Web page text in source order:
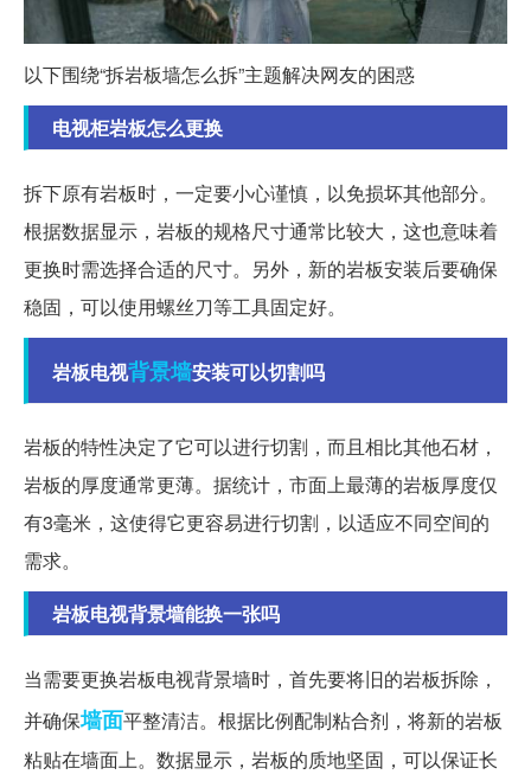
以下围绕“拆岩板墙怎么拆”主题解决网友的困惑
电视柜岩板怎么更换
拆下原有岩板时，一定要小心谨慎，以免损坏其他部分。
根据数据显示，岩板的规格尺寸通常比较大，这也意味着
更换时需选择合适的尺寸。另外，新的岩板安装后要确保
稳固，可以使用螺丝刀等工具固定好。
岩板电视背景墙安装可以切割吗
岩板的特性决定了它可以进行切割，而且相比其他石材，
岩板的厚度通常更薄。据统计，市面上最薄的岩板厚度仅
有3毫米，这使得它更容易进行切割，以适应不同空间的
需求。
岩板电视背景墙能换一张吗
当需要更换岩板电视背景墙时，首先要将旧的岩板拆除，
并确保墙面平整清洁。根据比例配制粘合剂，将新的岩板
粘贴在墙面上。数据显示，岩板的质地坚固，可以保证长